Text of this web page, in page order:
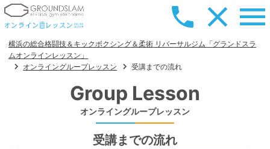
横浜の総合格闘技＆キックボクシング＆柔術 リバーサルジム「グランドスラ
ムオンラインレッスン」
オンライングループレッスン
受講までの流れ
Group Lesson
オンライングループレッスン
受講までの流れ